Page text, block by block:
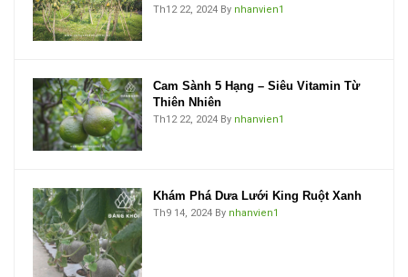
Th12 22, 2024 By nhanvien1
Cam Sành 5 Hạng – Siêu Vitamin Từ
Thiên Nhiên
Th12 22, 2024 By nhanvien1
Khám Phá Dưa Lưới King Ruột Xanh
Th9 14, 2024 By nhanvien1